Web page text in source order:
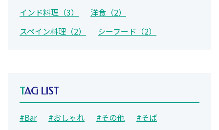
インド料理（3）
洋食（2）
スペイン料理（2）
シーフード（2）
TAG LIST
#Bar #おしゃれ #その他
#そば